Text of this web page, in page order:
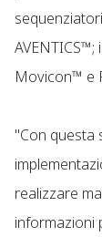
Movicon™ e
"Con questa
realizzare
informazioni